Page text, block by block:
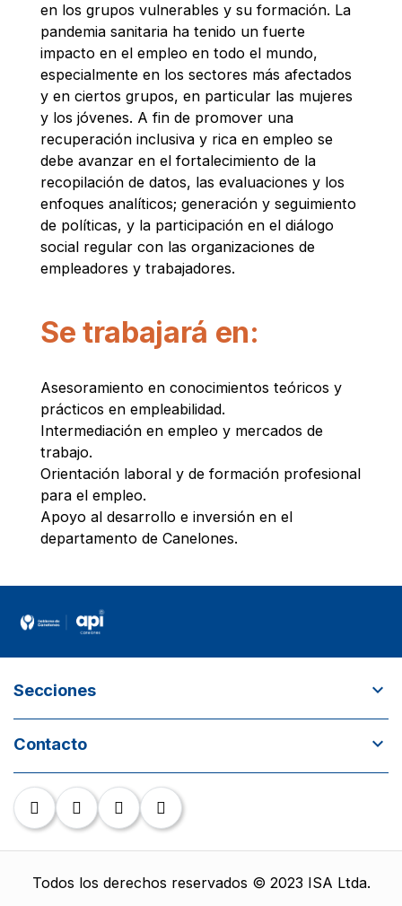
en los grupos vulnerables y su formación. La
pandemia sanitaria ha tenido un fuerte
impacto en el empleo en todo el mundo,
especialmente en los sectores más afectados
y en ciertos grupos, en particular las mujeres
y los jóvenes. A fin de promover una
recuperación inclusiva y rica en empleo se
debe avanzar en el fortalecimiento de la
recopilación de datos, las evaluaciones y los
enfoques analíticos; generación y seguimiento
de políticas, y la participación en el diálogo
social regular con las organizaciones de
empleadores y trabajadores.
Se trabajará en:
Asesoramiento en conocimientos teóricos y
prácticos en empleabilidad.
Intermediación en empleo y mercados de
trabajo.
Orientación laboral y de formación profesional
para el empleo.
Apoyo al desarrollo e inversión en el
departamento de Canelones.
Secciones expand_more
Objetivo de empleo
Contacto
expand_more
call
email api@imcanelones.gub.uy
Canelones - Uruguay
Todos los derechos reservados © 2023 ISA Ltda.